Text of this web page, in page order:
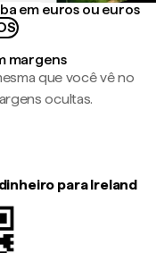
em euros ou euros
margens
que você vê no
ocultas.
para Ireland